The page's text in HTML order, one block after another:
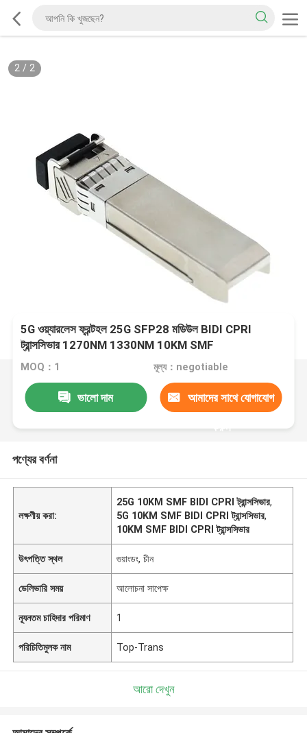
2/ 2
5G ওয়্যারলেস ফ্রন্টহল 25G SFP28 মডিউল BIDI CPRI
ট্রান্সসিভার 1270NM 1330NM 10KM SMF
MOQ：1 মূল্য：negotiable
ভালো দাম আমাদের সাথে যোগাযোগ
করুন
পণ্যের বর্ণনা
লক্ষণীয় করা:
25G 10KM SMF BIDI CPRI ট্রান্সসিভার,
5G 10KM SMF BIDI CPRI ট্রান্সসিভার,
10KM SMF BIDI CPRI ট্রান্সসিভার
উৎপত্তি স্থল গুয়াংডং, চীন
ডেলিভারি সময় আলোচনা সাপেক্ষ
ন্যূনতম চাহিদার পরিমাণ 1
পরিচিতিমুলক নাম Top-Trans
আরো দেখুন